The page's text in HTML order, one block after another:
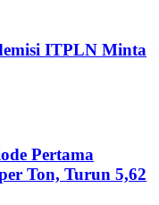
ITPLN Minta
Pertama
Ton, Turun 5,62